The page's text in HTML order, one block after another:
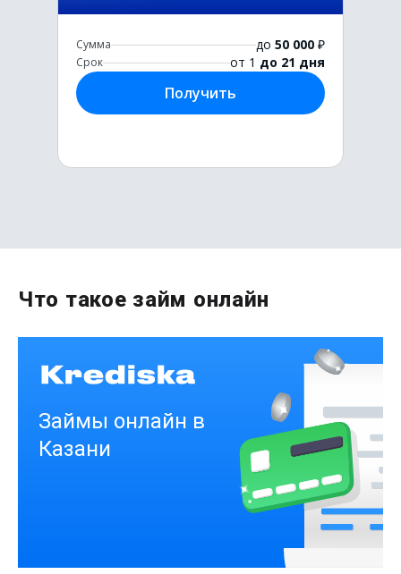
Сумма до 50 000 ₽
Срок от 1 до 21 дня
Получить
Получить
Что такое займ онлайн